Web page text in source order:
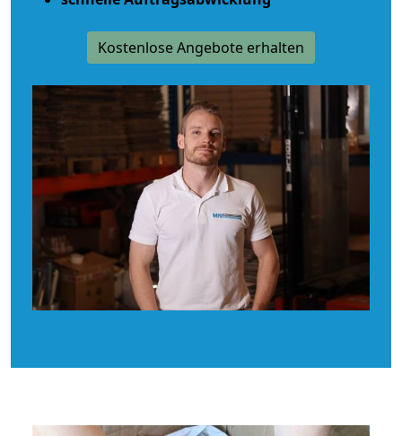
Kostenlose Angebote erhalten